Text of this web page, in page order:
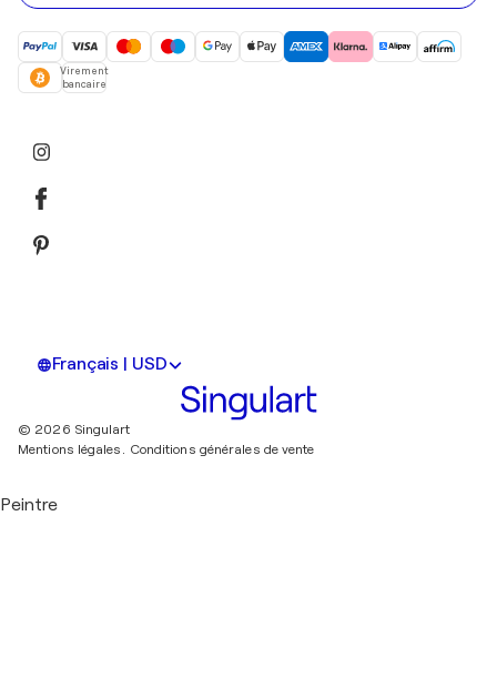
Virement
bancaire
Français | USD
© 2026 Singulart
Mentions légales. Conditions générales de vente
Peintre